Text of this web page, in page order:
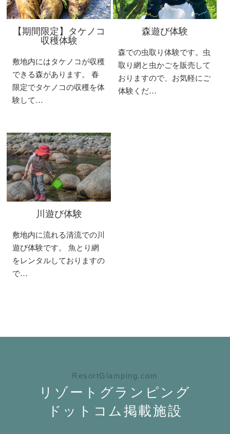
【期間限定】タケノコ
収穫体験
敷地内にはタケノコが収穫
できる森があります。 春
限定でタケノコの収穫を体
験して…
森遊び体験
森での虫取り体験です。虫
取り網と虫かごを販売して
おりますので、お気軽にご
体験くだ…
川遊び体験
敷地内に流れる清流での川
遊び体験です。 魚とり網
をレンタルしておりますの
で…
ResortGlamping.com
リゾートグランピング
ドットコム掲載施設